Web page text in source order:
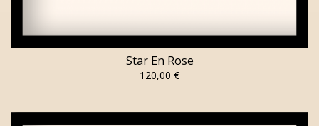
Star En Rose
120,00 €